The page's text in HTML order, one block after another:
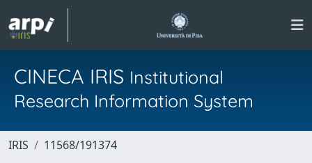
CINECA IRIS Institutional
Research Information System
IRIS 11568/191374